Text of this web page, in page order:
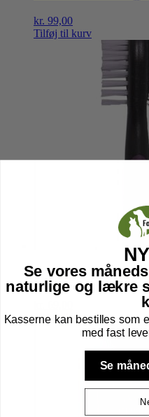
kr. 99,00
Tilføj til kurv
KW 2i1
Tilføj til kurv
Se vores
naturlige og lækre
Kasserne kan bestilles som
med fast
Se